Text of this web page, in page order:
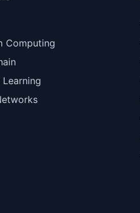
Computing
Learning